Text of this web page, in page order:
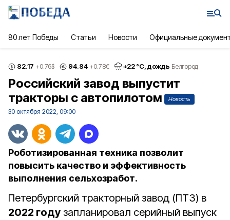
80 лет Победы Статьи Новости Официальные
82.17 +0.76$ 94.84 +0.78€ +22°С, дождь Белгород
Российский завод выпустит
тракторы с автопилотом
Новость
30 октября 2022, 09:00
Роботизированная техника позволит
повысить качество и эффективность
выполнения сельхозработ.
Петербургский тракторный завод (ПТЗ) в
2022 году запланировал серийный выпуск